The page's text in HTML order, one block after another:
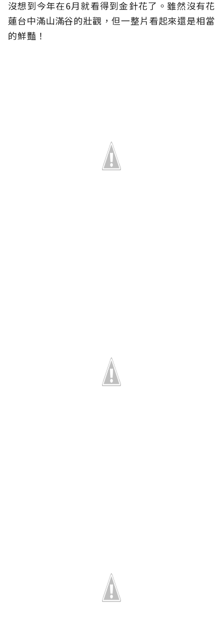
沒想到今年在6月就看得到金針花了。雖然沒有花
蓮台中滿山滿谷的壯觀，但一整片看起來還是相當
的鮮豔！